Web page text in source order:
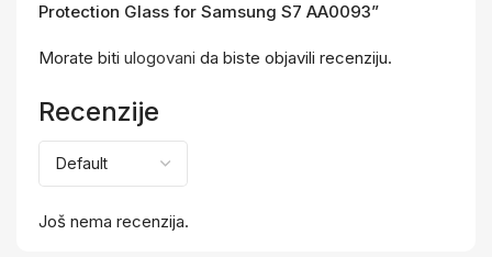
Recenzije
Još nema recenzija.
Protection Glass for Samsung S7 AA0093”
Morate biti ulogovani da biste objavili recenziju.